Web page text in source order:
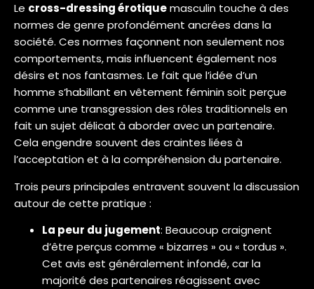
Le cross-dressing érotiquemasculin touche à des
normes de genre profondément ancrées dans la
société. Ces normes façonnent non seulement nos
comportements, mais influencent également nos
désirs et nos fantasmes. Le fait que l’idée d’un
homme s’habillant en vêtement féminin soit perçue
comme une transgression des rôles traditionnels en
fait un sujet délicat à aborder avec un partenaire.
Cela engendre souvent des craintes liées à
l’acceptation et à la compréhension du partenaire.
Trois peurs principales entravent souvent la discussion
autour de cette pratique :
La peur du jugement: Beaucoup craignent
d’être perçus comme « bizarres » ou « tordus ».
Cet avis est généralement infondé, car la
majorité des partenaires réagissent avec